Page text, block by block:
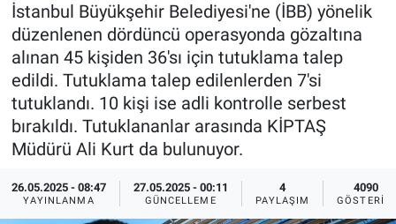
İstanbul Büyükşehir Belediyesi'ne (İBB) yönelik
düzenlenen dördüncü operasyonda gözaltına
alınan 45 kişiden 36'sı için tutuklama talep
edildi. Tutuklama talep edilenlerden 7'si
tutuklandı. 10 kişi ise adli kontrolle serbest
bırakıldı. Tutuklananlar arasında KİPTAŞ
Müdürü Ali Kurt da bulunuyor.
26.05.2025 - 08:47
YAYINLANMA
27.05.2025 - 00:11
GÜNCELLEME
4
PAYLAŞIM
4090
GÖSTERIM
Dünya
Ege Saati
Ege'den Esintiler
Eğitim
Eğlence
Spor
Yayın Akışı
İletişim
Son Dakika Haberleri
Haber Arşivi